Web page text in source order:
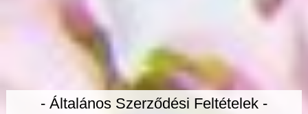
- Általános Szerződési Feltételek -